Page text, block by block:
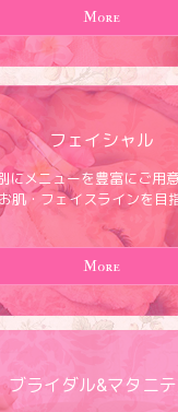
More
フェイシャル
にメニューを豊富にご用
肌・フェイスラインを目
More
ブライダル&マタニテ